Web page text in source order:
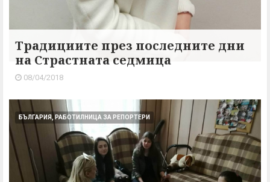
Традициите през последните дни
на Страстната седмица
08/04/2018
БЪЛГАРИЯ, РАБОТИЛНИЦА ЗА РЕПОРТЕРИ